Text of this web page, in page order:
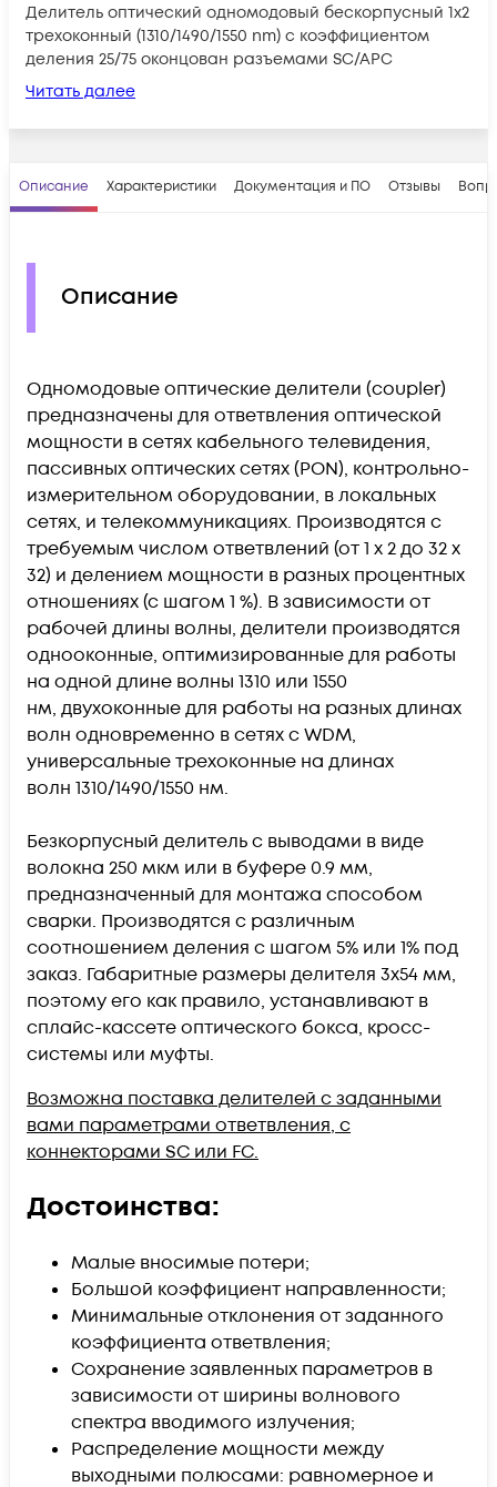
Делитель оптический одномодовый бескорпусный 1х2
трехоконный (1310/1490/1550 nm) с коэффициентом
деления 25/75 оконцован разъемами SC/APC
Читать далее
Описание Характеристики Документация и ПО Отзывы
Описание
Одномодовые оптические делители (coupler)
предназначены для ответвления оптической
мощности в сетях кабельного телевидения,
пассивных оптических сетях (PON), контрольно-
измерительном оборудовании, в локальных
сетях, и телекоммуникациях. Производятся с
требуемым числом ответвлений (от 1 х 2 до 32 х
32) и делением мощности в разных процентных
отношениях (с шагом 1 %). В зависимости от
рабочей длины волны, делители производятся
однооконные, оптимизированные для работы
на одной длине волны 1310 или 1550
нм, двухоконные для работы на разных длинах
волн одновременно в сетях с WDM,
универсальные трехоконные на длинах
волн 1310/1490/1550 нм.
Безкорпусный делитель с выводами в виде
волокна 250 мкм или в буфере 0.9 мм,
предназначенный для монтажа способом
сварки. Производятся с различным
соотношением деления с шагом 5% или 1% под
заказ. Габаритные размеры делителя 3х54 мм,
поэтому его как правило, устанавливают в
сплайс-кассете оптического бокса, кросс-
системы или муфты.
Возможна поставка делителей с заданными
вами параметрами ответвления, с
коннекторами SC или FC.
Достоинства:
Малые вносимые потери;
Большой коэффициент направленности;
Минимальные отклонения от заданного
коэффициента ответвления;
Сохранение заявленных параметров в
зависимости от ширины волнового
спектра вводимого излучения;
Распределение мощности между
выходными полюсами: равномерное и